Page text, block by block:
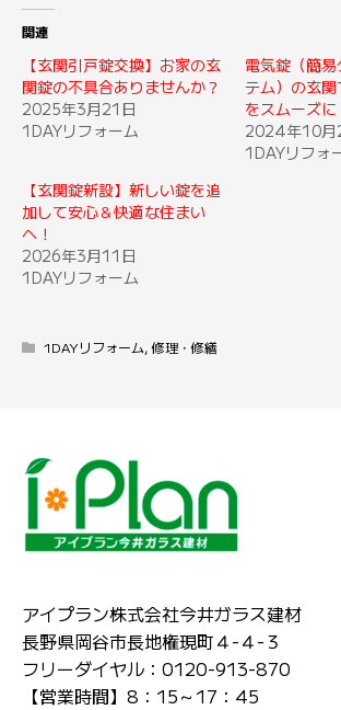
関連
【玄関引戸錠交換】お家の玄
関錠の不具合ありませんか？
2025年3月21日
1DAYリフォーム
電気錠（簡
テム）の玄
をスムーズに
2024年10月
1DAYリフォ
【玄関錠新設】新しい錠を追
加して安心＆快適な住まい
へ！
2026年3月11日
1DAYリフォーム
1DAYリフォーム,修理・修繕
アイプラン株式会社今井ガラス建材
長野県岡谷市長地権現町４-４-３
フリーダイヤル：0120-913-870
【営業時間】8：15～17：45